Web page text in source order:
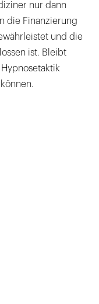
nur dann
die Finanzierung
und die
ist. Bleibt